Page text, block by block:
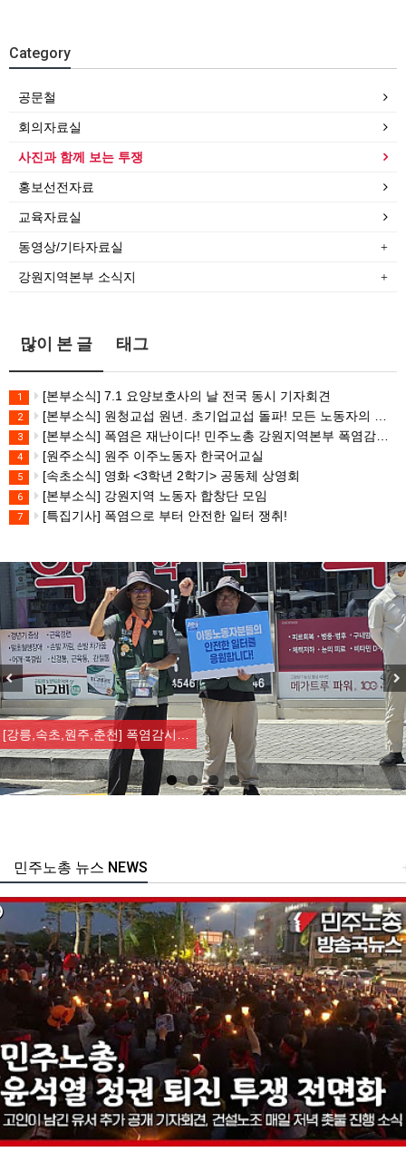
Category
공문철
회의자료실
사진과 함께 보는 투쟁
홍보선전자료
교육자료실
동영상/기타자료실
강원지역본부 소식지
많이 본 글 태그
1 [본부소식] 7.1 요양보호사의 날 전국 동시 기자회견
2 [본부소식] 원청교섭 원년. 초기업교섭 돌파! 모든 노동자의 노동기본권 쟁취! 민주노총 7.15 총파업대회
3 [본부소식] 폭염은 재난이다! 민주노총 강원지역본부 폭염감시단 선포 기자회견
4 [원주소식] 원주 이주노동자 한국어교실
5 [속초소식] 영화 <3학년 2학기> 공동체 상영회
6 [본부소식] 강원지역 노동자 합창단 모임
7 [특집기사] 폭염으로 부터 안전한 일터 쟁취!
[강릉,속초,원주,춘천] 폭염감시…
주노총 뉴스 NEWS